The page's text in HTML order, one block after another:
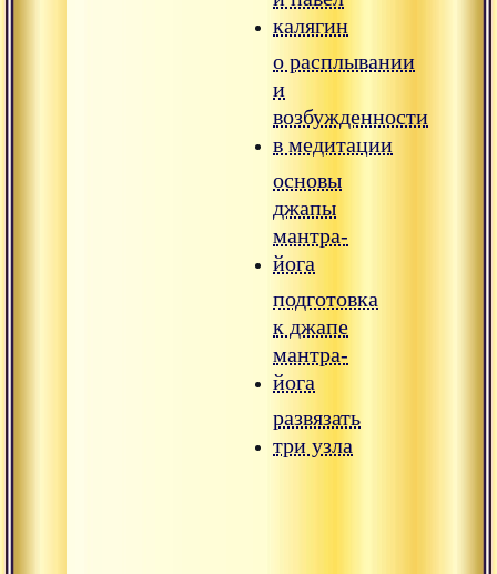
калягин
о расплывании
и
возбужденности
в медитации
основы
джапы
мантра-
йога
подготовка
к джапе
мантра-
йога
развязать
три узла